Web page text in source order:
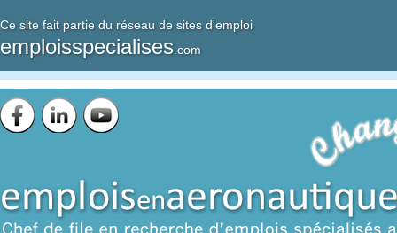
Ce site fait partie du réseau de sites d'emploi
emploisspecialises .com